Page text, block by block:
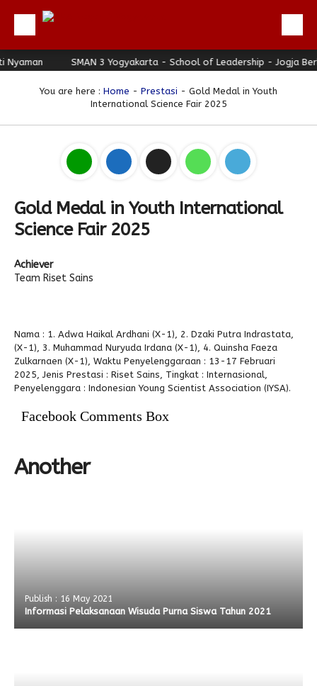
Beranda
Download
Bulletin
Alumni
SMAN 3 Yogyakarta - School of Leadership - Jogja
You are here : Home - Prestasi - Gold Medal in Youth
International Science Fair 2025
Gold Medal in Youth International
Science Fair 2025
Achiever
Team Riset Sains
Nama : 1. Adwa Haikal Ardhani (X-1), 2. Dzaki Putra Indrastata,
(X-1), 3. Muhammad Nuryuda Irdana (X-1), 4. Quinsha Faeza
Zulkarnaen (X-1), Waktu Penyelenggaraan : 13-17 Februari
2025, Jenis Prestasi : Riset Sains, Tingkat : Internasional,
Penyelenggara : Indonesian Young Scientist Association (IYSA).
Facebook Comments Box
Another
Publish : 16 May 2021
Informasi Pelaksanaan Wisuda Purna Siswa Tahun 2021